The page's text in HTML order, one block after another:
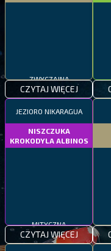
ZWYCZAJNA
CZYTAJ WIĘCEJ
JEZIORO NIKARAGUA
NISZCZUKA
KROKODYLA ALBINOS
MITYCZNA
CZYTAJ WIĘCEJ